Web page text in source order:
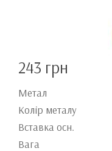
243 грн
Метал
Колір металу
Вставка осн.
Вага